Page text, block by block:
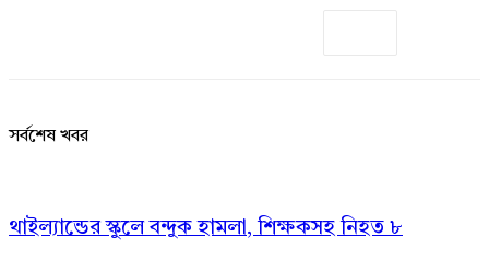
সর্বশেষ খবর
থাইল্যান্ডের স্কুলে বন্দুক হামলা, শিক্ষকসহ নিহত ৮